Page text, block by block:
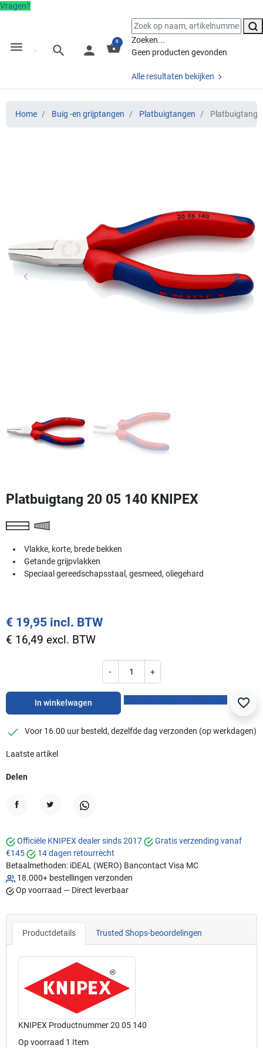
Vragen?
menu search person shopping_basket
0
Zoeken...
Geen producten gevonden
Alle resultaten bekijken
Home Buig -en grijptangen Platbuigtangen Platbuigtang
Vorige
keyboard_arrow_left keyboard_arrow_right
Platbuigtang 20 05 140 KNIPEX
Vlakke, korte, brede bekken
Getande grijpvlakken
Speciaal gereedschapsstaal, gesmeed, oliegehard
€ 19,95 incl. BTW
€ 16,49 excl. BTW
- +
In winkelwagen favorite_border
checkmark
Voor 16.00 uur besteld, dezelfde dag verzonden (op werkdagen)
Laatste artikel
Delen
Officiële KNIPEX dealer sinds 2017
Gratis verzending vanaf
€145
14 dagen retourrecht
Betaalmethoden: iDEAL (WERO) Bancontact Visa MC
18.000+ bestellingen verzonden
Op voorraad — Direct leverbaar
Productdetails Trusted Shops-beoordelingen
KNIPEX Productnummer20 05 140
Op voorraad 1 Item